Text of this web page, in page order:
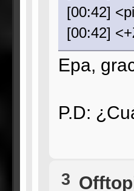
[00:42]
[00:42]
Epa,
P.D:
3